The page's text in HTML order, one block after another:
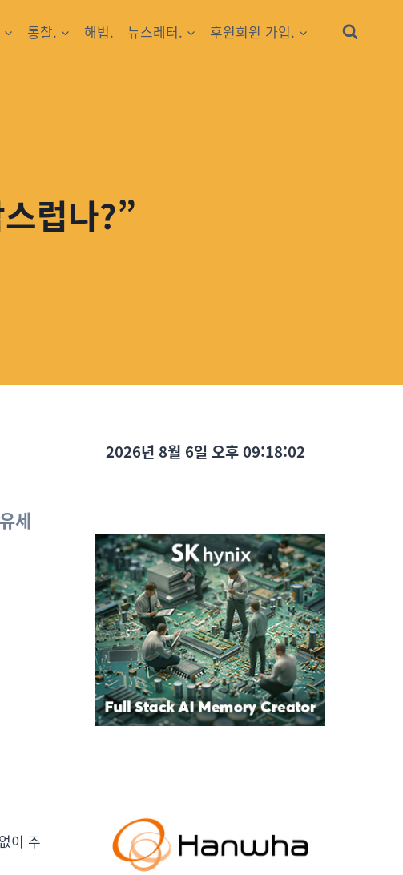
통찰. 해법. 뉴스레터. 후원회원 가입.
럽나?”
세
이 주
2026년 8월 6일 오후 09:18:03